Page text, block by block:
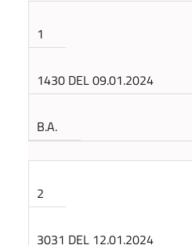
1
1430 DEL 09.01.2024
B.A.
2
3031 DEL 12.01.2024